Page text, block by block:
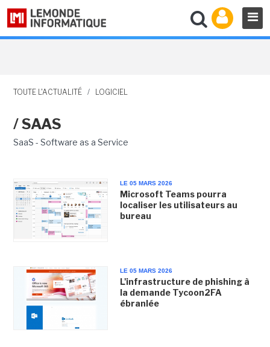
TOUTE L'ACTUALITÉ / LOGICIEL
/ SAAS
SaaS - Software as a Service
LE 05 MARS 2026
Microsoft Teams pourra
localiser les utilisateurs au
bureau
LE 05 MARS 2026
L'infrastructure de phishing à
la demande Tycoon2FA
ébranlée